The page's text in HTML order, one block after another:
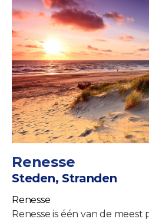
Renesse
Steden, Stranden
Renesse
Renesse is één van de meest